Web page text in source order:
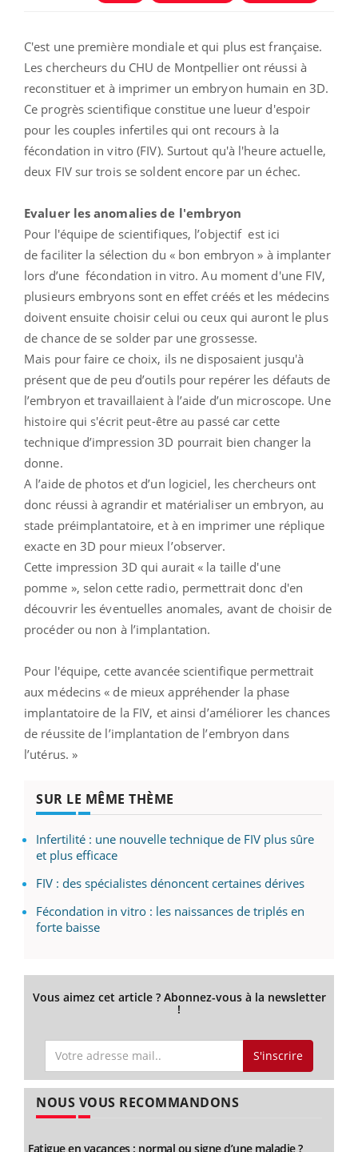
C'est une première mondiale et qui plus est française.
Les chercheurs du CHU de Montpellier ont réussi à
reconstituer et à imprimer un embryon humain en 3D.
Ce progrès scientifique constitue une lueur d'espoir
pour les couples infertiles qui ont recours à la
fécondation in vitro (FIV). Surtout qu'à l'heure actuelle,
deux FIV sur trois se soldent encore par un échec.
Evaluer les anomalies de l'embryon
Pour l'équipe de scientifiques, l’objectif est ici
de faciliter la sélection du « bon embryon » à implanter
lors d’une fécondation in vitro. Au moment d'une FIV,
plusieurs embryons sont en effet créés et les médecins
doivent ensuite choisir celui ou ceux qui auront le plus
de chance de se solder par une grossesse.
Mais pour faire ce choix, ils ne disposaient jusqu'à
présent que de peu d’outils pour repérer les défauts de
l’embryon et travaillaient à l’aide d’un microscope. Une
histoire qui s'écrit peut-être au passé car cette
technique d’impression 3D pourrait bien changer la
donne.
A l’aide de photos et d’un logiciel, les chercheurs ont
donc réussi à agrandir et matérialiser un embryon, au
stade préimplantatoire, et à en imprimer une réplique
exacte en 3D pour mieux l’observer.
Cette impression 3D qui aurait « la taille d'une
pomme », selon cette radio, permettrait donc d'en
découvrir les éventuelles anomales, avant de choisir de
procéder ou non à l’implantation.
Pour l'équipe, cette avancée scientifique permettrait
aux médecins « de mieux appréhender la phase
implantatoire de la FIV, et ainsi d’améliorer les chances
de réussite de l’implantation de l’embryon dans
l’utérus. »
SUR LE MÊME THÈME
Infertilité : une nouvelle technique de FIV plus sûre
et plus efficace
FIV : des spécialistes dénoncent certaines dérives
Fécondation in vitro : les naissances de triplés en
forte baisse
Vous aimez cet article ? Abonnez-vous à la newsletter
!
S'inscrire
NOUS VOUS RECOMMANDONS
Fatigue en vacances : normal ou signe d’une maladie ?